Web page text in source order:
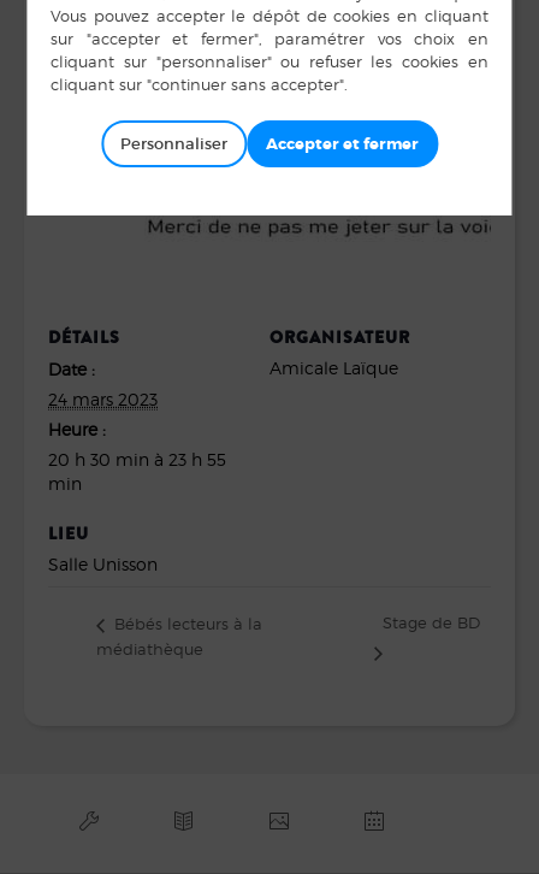
DÉTAILS
Date :
24 mars 2023
Heure :
20 h 30 min à 23 h 55
min
LIEU
Salle Unisson
ORGANISATEUR
Amicale Laïque
Bébés lecteurs à la
médiathèque
Stage de BD
Personnaliser